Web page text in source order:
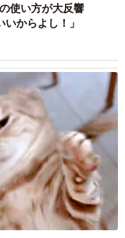
使い方が大反響
いからよし！」